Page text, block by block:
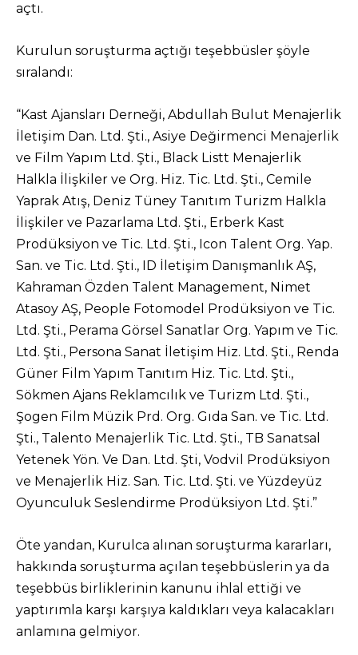
açtı.
Kurulun soruşturma açtığı teşebbüsler şöyle
sıralandı:
“Kast Ajansları Derneği, Abdullah Bulut Menajerlik
İletişim Dan. Ltd. Şti., Asiye Değirmenci Menajerlik
ve Film Yapım Ltd. Şti., Black Listt Menajerlik
Halkla İlişkiler ve Org. Hiz. Tic. Ltd. Şti., Cemile
Yaprak Atış, Deniz Tüney Tanıtım Turizm Halkla
İlişkiler ve Pazarlama Ltd. Şti., Erberk Kast
Prodüksiyon ve Tic. Ltd. Şti., Icon Talent Org. Yap.
San. ve Tic. Ltd. Şti., ID İletişim Danışmanlık AŞ,
Kahraman Özden Talent Management, Nimet
Atasoy AŞ, People Fotomodel Prodüksiyon ve Tic.
Ltd. Şti., Perama Görsel Sanatlar Org. Yapım ve Tic.
Ltd. Şti., Persona Sanat İletişim Hiz. Ltd. Şti., Renda
Güner Film Yapım Tanıtım Hiz. Tic. Ltd. Şti.,
Sökmen Ajans Reklamcılık ve Turizm Ltd. Şti.,
Şogen Film Müzik Prd. Org. Gıda San. ve Tic. Ltd.
Şti., Talento Menajerlik Tic. Ltd. Şti., TB Sanatsal
Yetenek Yön. Ve Dan. Ltd. Şti, Vodvil Prodüksiyon
ve Menajerlik Hiz. San. Tic. Ltd. Şti. ve Yüzdeyüz
Oyunculuk Seslendirme Prodüksiyon Ltd. Şti.”
Öte yandan, Kurulca alınan soruşturma kararları,
hakkında soruşturma açılan teşebbüslerin ya da
teşebbüs birliklerinin kanunu ihlal ettiği ve
yaptırımla karşı karşıya kaldıkları veya kalacakları
anlamına gelmiyor.